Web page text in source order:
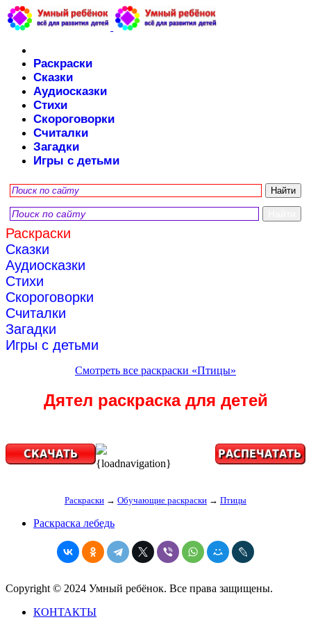
Раскраски
Сказки
Аудиосказки
Стихи
Скороговорки
Считалки
Загадки
Игры с детьми
Раскраски
Сказки
Аудиосказки
Стихи
Скороговорки
Считалки
Загадки
Игры с детьми
Смотреть все раскраски «Птицы»
Дятел раскраска для детей
{loadnavigation}
Раскраски → Обучающие раскраски → Птицы
Раскраска лебедь
Copyright © 2024 Умный ребёнок. Все права защищены.
КОНТАКТЫ